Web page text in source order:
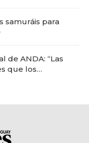
samuráis para
de ANDA: “Las
que los